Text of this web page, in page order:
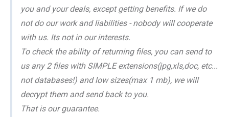
you and your deals, except getting benefits. If we do
not do our work and liabilities - nobody will cooperate
with us. Its not in our interests.
To check the ability of returning files, you can send to
us any 2 files with SIMPLE extensions(jpg,xls,doc, etc...
not databases!) and low sizes(max 1 mb), we will
decrypt them and send back to you.
That is our guarantee.